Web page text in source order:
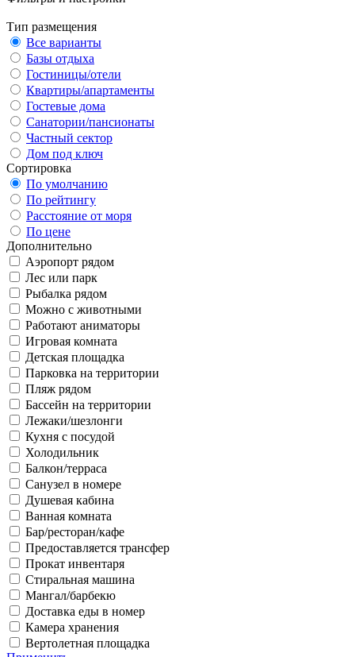
Тип размещения
Все варианты
Базы отдыха
Гостиницы/отели
Квартиры/апартаменты
Гостевые дома
Санатории/пансионаты
Частный сектор
Дом под ключ
Сортировка
По умолчанию
По рейтингу
Расстояние от моря
По цене
Дополнительно
Аэропорт рядом
Лес или парк
Рыбалка рядом
Можно с животными
Работают аниматоры
Игровая комната
Детская площадка
Парковка на территории
Пляж рядом
Бассейн на территории
Лежаки/шезлонги
Кухня с посудой
Холодильник
Балкон/терраса
Санузел в номере
Душевая кабина
Ванная комната
Бар/ресторан/кафе
Предоставляется трансфер
Прокат инвентаря
Стиральная машина
Мангал/барбекю
Доставка еды в номер
Камера хранения
Вертолетная площадка